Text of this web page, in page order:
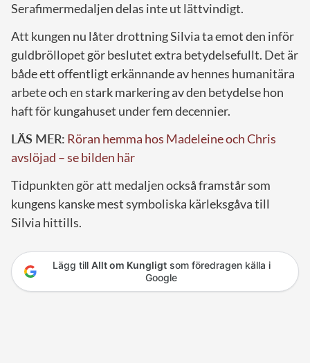
Serafimermedaljen delas inte ut lättvindigt.
Att kungen nu låter drottning Silvia ta emot den inför
guldbröllopet gör beslutet extra betydelsefullt. Det är
både ett offentligt erkännande av hennes humanitära
arbete och en stark markering av den betydelse hon
haft för kungahuset under fem decennier.
LÄS MER: Röran hemma hos Madeleine och Chris
avslöjad – se bilden här
Tidpunkten gör att medaljen också framstår som
kungens kanske mest symboliska kärleksgåva till
Silvia hittills.
Lägg till Allt om Kungligtsom föredragen källa i
Google